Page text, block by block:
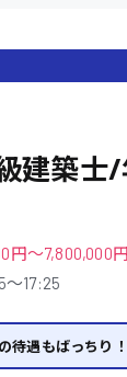
建築士
円～7,800,000円
17:25
待遇もばっちり！